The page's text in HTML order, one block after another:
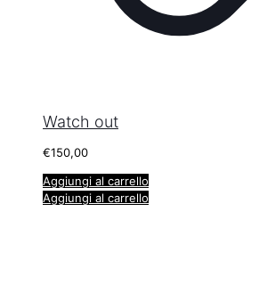
Watch out
€150,00
Aggiungi al carrello
Aggiungi al carrello